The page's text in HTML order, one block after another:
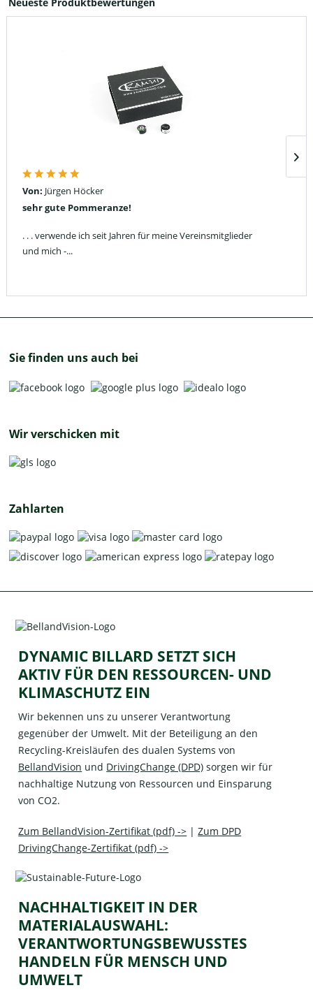
Von: Jürgen Höcker
sehr gute Pommeranze!
. . . verwende ich seit Jahren für meine Vereinsmitglieder
und mich -...
Sie finden uns auch bei
Wir verschicken mit
Zahlarten
DYNAMIC BILLARD SETZT SICH
AKTIV FÜR DEN RESSOURCEN- UND
KLIMASCHUTZ EIN
Wir bekennen uns zu unserer Verantwortung
gegenüber der Umwelt. Mit der Beteiligung an den
Recycling-Kreisläufen des dualen Systems von
BellandVision und DrivingChange (DPD) sorgen wir für
nachhaltige Nutzung von Ressourcen und Einsparung
von CO2.
Zum BellandVision-Zertifikat (pdf) -> |Zum DPD
DrivingChange-Zertifikat (pdf) ->
NACHHALTIGKEIT IN DER
MATERIALAUSWAHL:
VERANTWORTUNGSBEWUSSTES
HANDELN FÜR MENSCH UND
UMWELT